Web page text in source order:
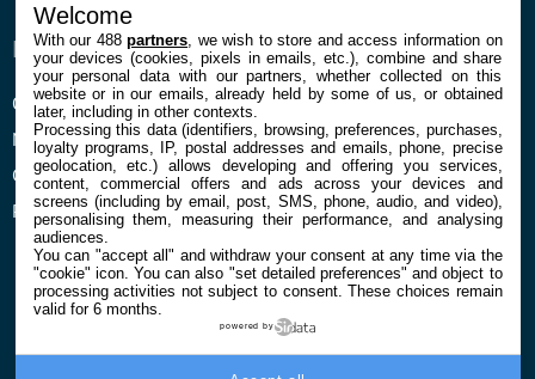
ENTREPRISE
Qui sommes nous
Mentions légales et CGU
Confidentialité et Cookies
Préférences cookies
À PROPOS
La rédaction
Contact
Welcome
With our 488partners , we wish to store and access information on
your devices (cookies, pixels in emails, etc.), combine and share
your personal data with our partners, whether collected on this
website or in our emails, already held by some of us, or obtained
later, including in other contexts.
Processing this data (identifiers, browsing, preferences, purchases,
loyalty programs, IP, postal addresses and emails, phone, precise
geolocation, etc.) allows developing and offering you services,
content, commercial offers and ads across your devices and
screens (including by email, post, SMS, phone, audio, and video),
personalising them, measuring their performance, and analysing
audiences.
You can "accept all" and withdraw your consent at any time via the
"cookie" icon. You can also "set detailed preferences" and object to
processing activities not subject to consent. These choices remain
valid for 6 months.
powered by